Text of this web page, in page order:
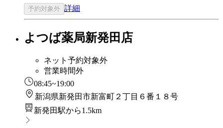
予約対象外 詳細
よつば薬局新発田店
ネット予約対象外
営業時間外
08:45~19:00
新潟県新発田市新富町２丁目６番１８号
新発田駅から1.5km